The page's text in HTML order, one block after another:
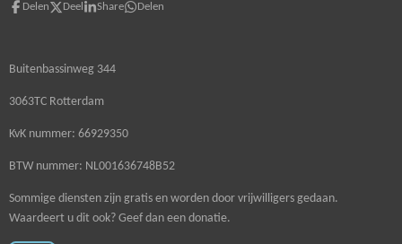
Delen Deel Share Delen
Buitenbassinweg 344
3063TC Rotterdam
KvK nummer: 66929350
BTW nummer: NL001636748B52
Sommige diensten zijn gratis en worden door vrijwilligers gedaan.
Waardeert u dit ook? Geef dan een donatie.